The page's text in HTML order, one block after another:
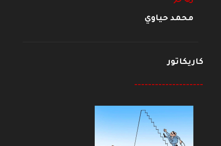
محمد حياوي
كاريكاتور
--------------------